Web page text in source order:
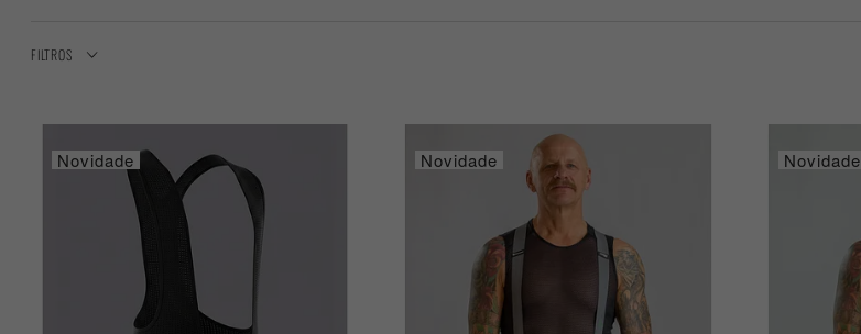
FILTROS
Novidade Novidade Novidade